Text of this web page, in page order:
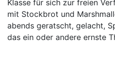
Klasse für sich zur freien
mit Stockbrot und
abends geratscht, gelacht,
das ein oder andere ernste